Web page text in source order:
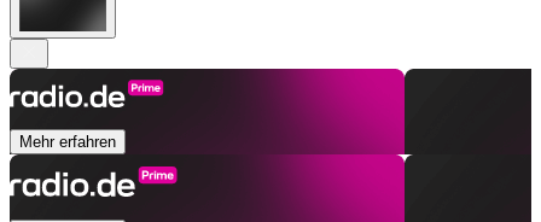
Mehr erfahren